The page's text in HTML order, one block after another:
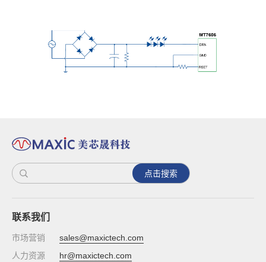
点击搜索
联系我们
市场营销
sales@maxictech.com
人力资源
hr@maxictech.com